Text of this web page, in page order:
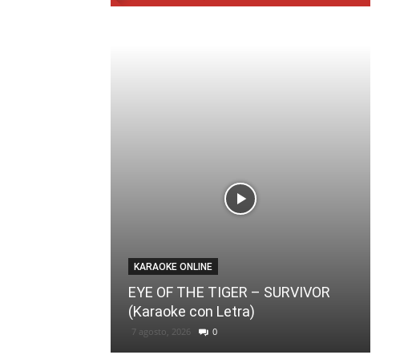
KARAOKE ONLINE
EYE OF THE TIGER – SURVIVOR
(Karaoke con Letra)
7 agosto, 2026 0